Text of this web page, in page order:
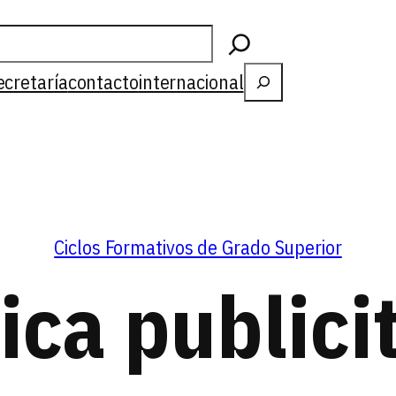
contactointernacional Buscar
Ciclos Formativos de Grado Superior